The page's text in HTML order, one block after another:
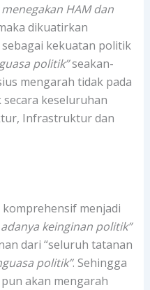
HAM dan
dikuatirkan
sebagai kekuatan politik
politik”seakan-
mengarah tidak pada
keseluruhan
Infrastruktur dan
menjadi
keinginan politik”
dari “seluruh tatanan
politik”. Sehingga
akan mengarah